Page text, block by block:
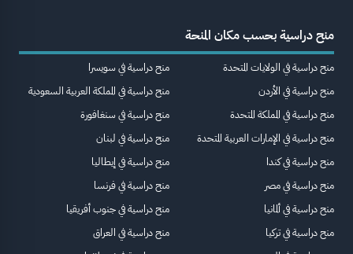
منح دراسية بحسب مكان المنحة
منح دراسية في الولايات المتحدة
منح دراسية في الأردن
منح دراسية في المملكة المتحدة
منح دراسية في الإمارات العربية المتحدة
منح دراسية في كندا
منح دراسية في مصر
منح دراسية في ألمانيا
منح دراسية في تركيا
منح دراسية في سويسرا
منح دراسية في المملكة العربية السعودية
منح دراسية في سنغافورة
منح دراسية في لبنان
منح دراسية في إيطاليا
منح دراسية في فرنسا
منح دراسية في جنوب أفريقيا
منح دراسية في العراق